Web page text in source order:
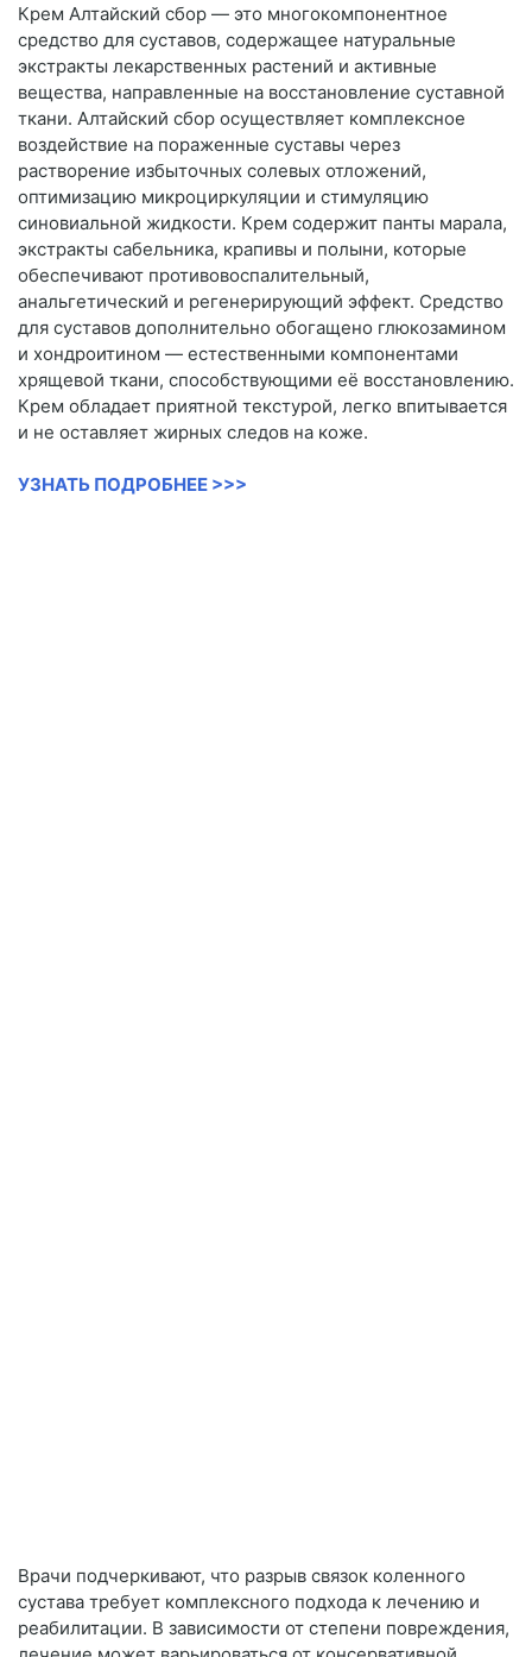
Крем Алтайский сбор — это многокомпонентное
средство для суставов, содержащее натуральные
экстракты лекарственных растений и активные
вещества, направленные на восстановление суставной
ткани. Алтайский сбор осуществляет комплексное
воздействие на пораженные суставы через
растворение избыточных солевых отложений,
оптимизацию микроциркуляции и стимуляцию
синовиальной жидкости. Крем содержит панты марала,
экстракты сабельника, крапивы и полыни, которые
обеспечивают противовоспалительный,
анальгетический и регенерирующий эффект. Средство
для суставов дополнительно обогащено глюкозамином
и хондроитином — естественными компонентами
хрящевой ткани, способствующими её восстановлению.
Крем обладает приятной текстурой, легко впитывается
и не оставляет жирных следов на коже.
УЗНАТЬ ПОДРОБНЕЕ >>>
Врачи подчеркивают, что разрыв связок коленного
сустава требует комплексного подхода к лечению и
реабилитации. В зависимости от степени повреждения,